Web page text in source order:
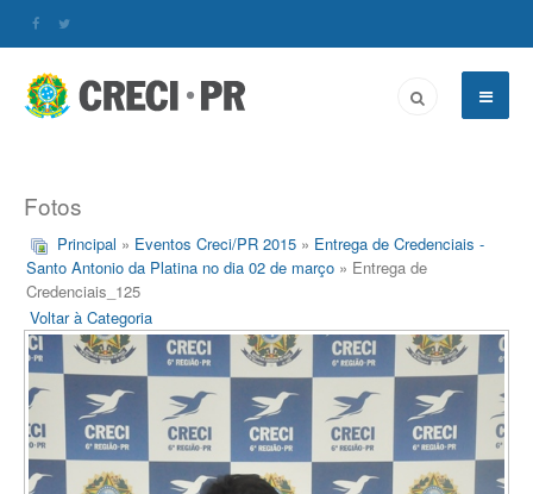
Fotos
Principal » Eventos Creci/PR 2015 » Entrega de Credenciais -
Santo Antonio da Platina no dia 02 de março » Entrega de
Credenciais_125
Voltar à Categoria